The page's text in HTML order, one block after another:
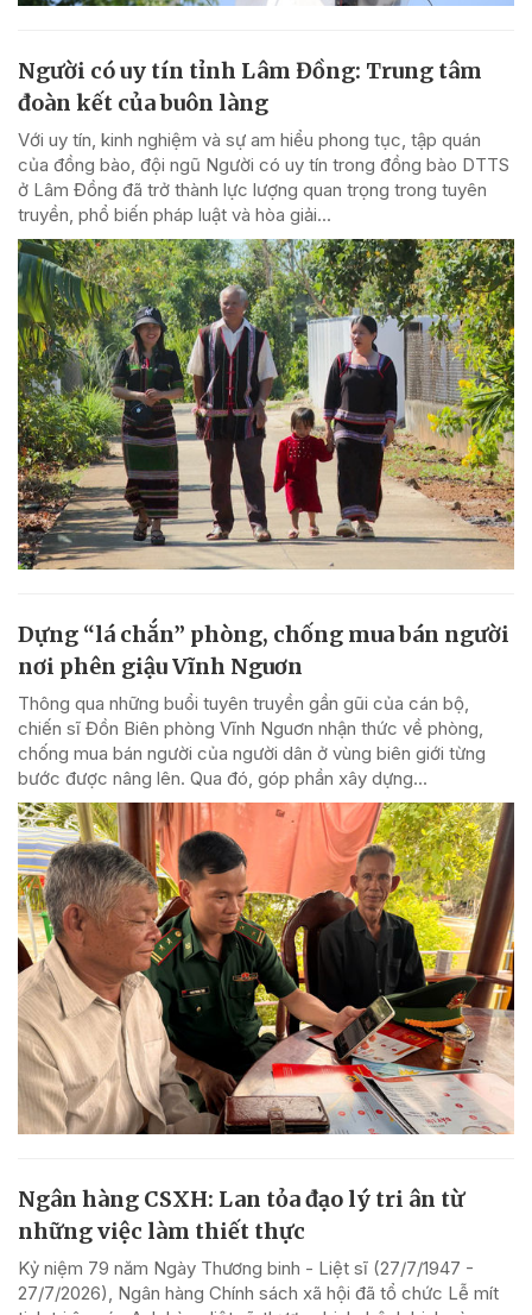
Người có uy tín tỉnh Lâm Đồng: Trung tâm
đoàn kết của buôn làng
Với uy tín, kinh nghiệm và sự am hiểu phong tục, tập quán
của đồng bào, đội ngũ Người có uy tín trong đồng bào DTTS
ở Lâm Đồng đã trở thành lực lượng quan trọng trong tuyên
truyền, phổ biến pháp luật và hòa giải...
Dựng “lá chắn” phòng, chống mua bán người
nơi phên giậu Vĩnh Nguơn
Thông qua những buổi tuyên truyền gần gũi của cán bộ,
chiến sĩ Đồn Biên phòng Vĩnh Nguơn nhận thức về phòng,
chống mua bán người của người dân ở vùng biên giới từng
bước được nâng lên. Qua đó, góp phần xây dựng...
Ngân hàng CSXH: Lan tỏa đạo lý tri ân từ
những việc làm thiết thực
Kỷ niệm 79 năm Ngày Thương binh - Liệt sĩ (27/7/1947 -
27/7/2026), Ngân hàng Chính sách xã hội đã tổ chức Lễ mít